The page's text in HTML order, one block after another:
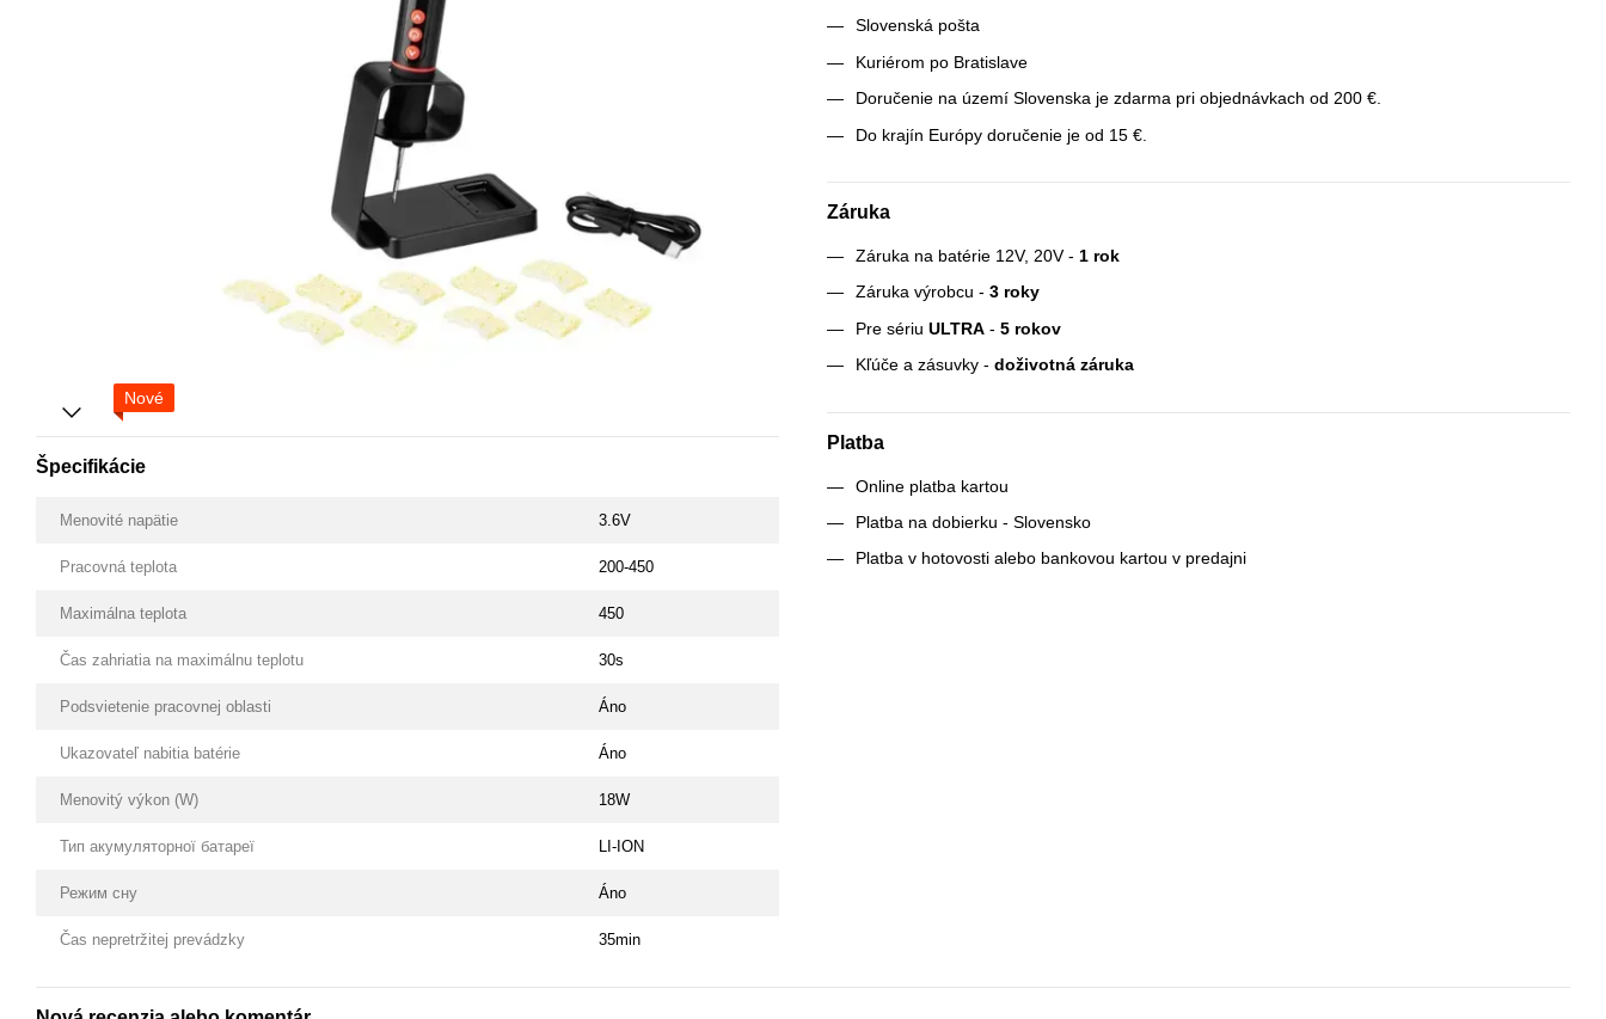
Nové
Špecifikácie
Menovité napätie 3.6V
Pracovná teplota 200-450
Maximálna teplota 450
Čas zahriatia na maximálnu teplotu 30s
Podsvietenie pracovnej oblasti Áno
Ukazovateľ nabitia batérie Áno
Menovitý výkon (W) 18W
Тип акумуляторної батареї LI-ION
Режим сну Áno
Čas nepretržitej prevádzky 35min
Slovenská pošta
Kuriérom po Bratislave
Doručenie na území Slovenska je zdarma pri objednávkach od 200 €.
Do krajín Európy doručenie je od 15 €.
Záruka
Záruka na batérie 12V, 20V - 1 rok
Záruka výrobcu - 3 roky
Pre sériu ULTRA - 5 rokov
Kľúče a zásuvky - doživotná záruka
Platba
Online platba kartou
Platba na dobierku - Slovensko
Platba v hotovosti alebo bankovou kartou v predajni